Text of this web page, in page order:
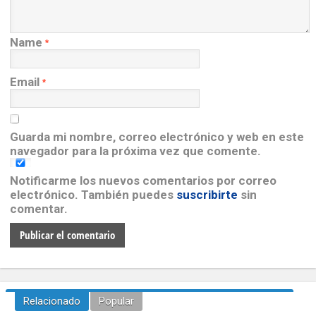
Name *
Email *
Guarda mi nombre, correo electrónico y web en este
navegador para la próxima vez que comente.
Notificarme los nuevos comentarios por correo
electrónico. También puedes suscribirte sin
comentar.
Relacionado Popular